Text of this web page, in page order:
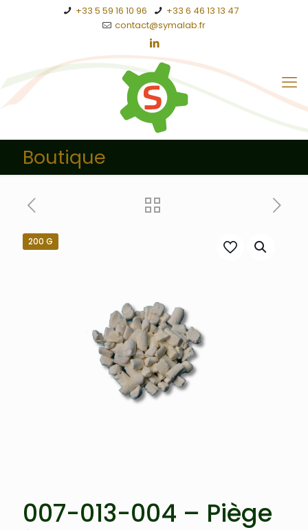
+33 5 59 16 10 96
+33 6 46 13 13 47
contact@symalab.fr
Boutique
200 G
007-013-004 – Piège